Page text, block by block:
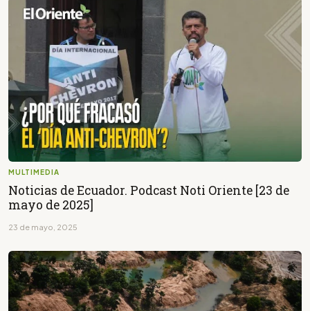
MULTIMEDIA
Noticias de Ecuador. Podcast Noti Oriente [23 de
mayo de 2025]
23 de mayo, 2025